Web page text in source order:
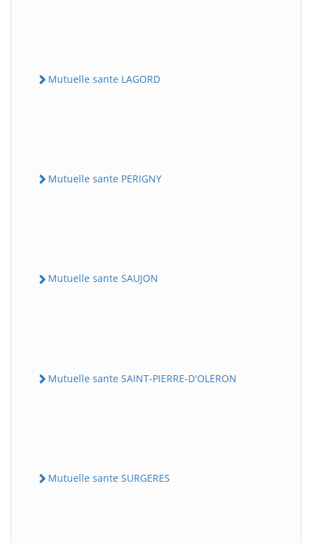
Mutuelle sante LAGORD
Mutuelle sante PERIGNY
Mutuelle sante SAUJON
Mutuelle sante SAINT-PIERRE-D'OLERON
Mutuelle sante SURGERES